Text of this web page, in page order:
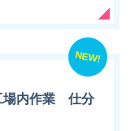
NEW!
場内作業 仕分